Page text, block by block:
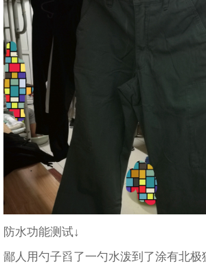
防水功能测试↓
鄙人用勺子舀了一勺水泼到了涂有北极